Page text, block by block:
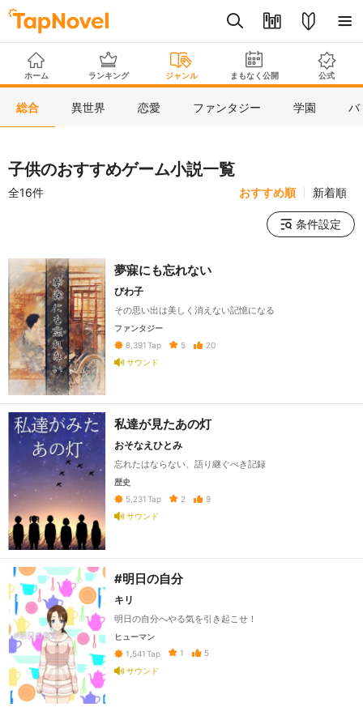
ホーム ランキング ジャンル まもなく公開 公式
総合 異世界 恋愛 ファンタジー 学園 バ
子供のおすすめゲーム小説一覧
全16件 おすすめ順 新着順
条件設定
夢寐にも忘れない
びわ子
その思い出は美しく消えない記憶になる
ファンタジー
8,391 Tap 5
20
サウンド
私達が見たあの灯
おそなえひとみ
忘れたはならない、語り継ぐべき記録
歴史
5,231 Tap 2
9
サウンド
#明日の自分
キリ
明日の自分へやる気を引き起こせ！
ヒューマン
1,541 Tap 1
5
サウンド